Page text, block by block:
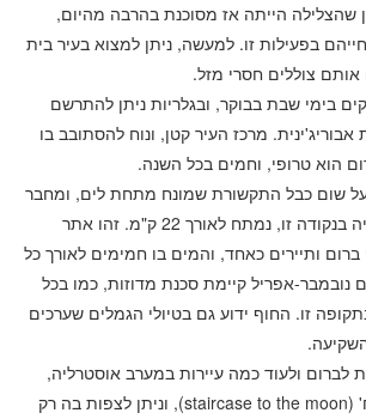
שהצלילה הייתה אז מסוכנת בהרבה מהיום,
בפעילות זו. למעשה, ניתן למצוא בעיר בית
אותם צוללים חסרי מזל.
בימי שבת בבוקר, ובגלריות ניתן להתרשם
מרכז העיר קטן, ונוח להסתובב בו
הוא טרופי, וחמים בכל השנה.
על שום כבל התקשורת שמונח מתחת לים, ומחבר
בין אוסטרליה ואינדונזיה בנקודה זו, נמתח לאורך 22 ק"מ. זהו אתר
ברום ותיירים כאחד, והמים בו חמימים לאורך כל
נובמבר-אפריל קיימת סכנת מדוזות, כמו בכל
זו. החוף ידוע גם בטיולי הגמלים שערכים
לברום ולעוד כמה עיירות במערב אוסטרליה,
נקראת 'המדרגות לירח' (staircase to the moon), וניתן לצפות בה רק